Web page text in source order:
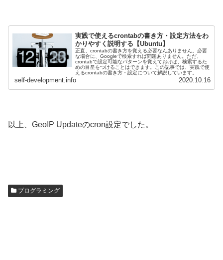
実践で使えるcrontabの書き方・設定方法をわ
かりやすく説明する【Ubuntu】
正直、crontabの書き方を覚える必要なんありません。必要
な場合に、Googleで検索すれば問題ありません。ただ、
crontabで設定可能なパターンを覚えておけば、検索するた
めの目星をつけることはできます。この記事では、実践で使
えるcrontabの書き方・設定について解説しています。
self-development.info 2020.10.16
以上、GeoIP Updateのcron設定でした。
プログラミング